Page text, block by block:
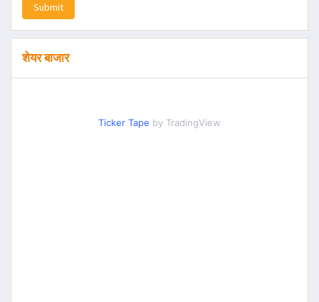
Submit
शेयर बाजार
Ticker Tape by TradingView